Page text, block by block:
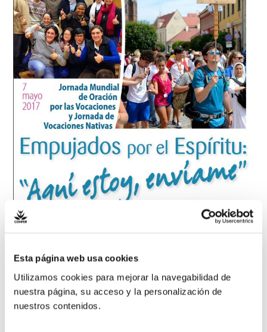
Esta página web usa cookies
Utilizamos cookies para mejorar la navegabilidad de
nuestra página, su acceso y la personalización de
nuestros contenidos.
Madrid, 26 de abril de 2017 (IVICON).-
de mayo es el día dedicado a la Jornada Mundial de
Oración por las Vocaciones a la que, en España, se
suma la Jornada misionera de Vocaciones Nativas,